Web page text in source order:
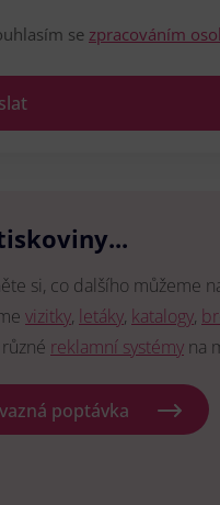
se zpracováním
si, co dalšího můžeme
vizitky, letáky, katalogy,
reklamní systémy na
poptávka